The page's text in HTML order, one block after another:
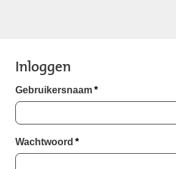
Inloggen
Gebruikersnaam*
Wachtwoord *